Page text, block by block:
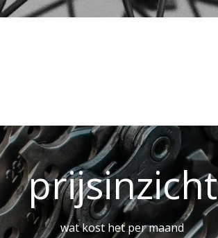
prijsinzicht
wat kost het per maand